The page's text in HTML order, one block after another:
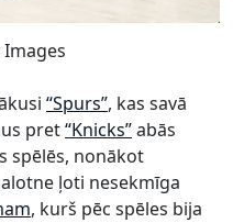
“Spurs”, kas savā
pret“Knicks”abās
spēlēs, nonākot
ļoti nesekmīga
, kurš pēc spēles bija